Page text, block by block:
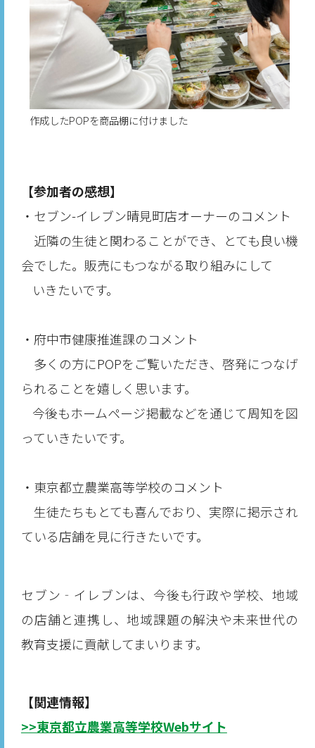
作成したPOPを商品棚に付けました
【参加者の感想】
・セブン-イレブン晴見町店オーナーのコメント
近隣の生徒と関わることができ、とても良い機
会でした。販売にもつながる取り組みにして
いきたいです。
・府中市健康推進課のコメント
多くの方にPOPをご覧いただき、啓発につなげ
られることを嬉しく思います。
今後もホームページ掲載などを通じて周知を図
っていきたいです。
・東京都立農業高等学校のコメント
生徒たちもとても喜んでおり、実際に掲示され
ている店舗を見に行きたいです。
セブン‐イレブンは、今後も行政や学校、地域
の店舗と連携し、地域課題の解決や未来世代の
教育支援に貢献してまいります。
【関連情報】
>>東京都立農業高等学校Webサイト